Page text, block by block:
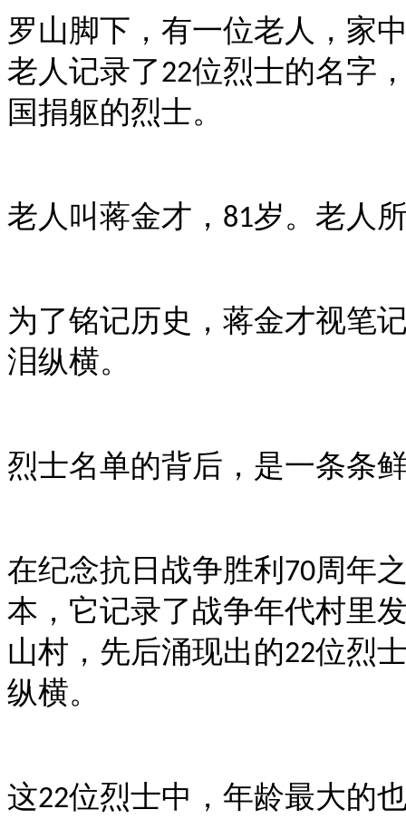
罗山脚下，有一位老人，家
老人记录了22位烈士的名字
国捐躯的烈士。
老人叫蒋金才， 81岁。老人
为了铭记历史，蒋金才视笔
泪纵横。
烈士名单的背后，是一条条
在纪念抗日战争胜利 70周年
本，它记录了战争年代村里
山村，先后涌现出的22位烈
纵横。
这22位烈士中，年龄最大的